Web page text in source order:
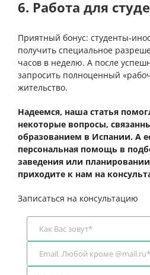
6. Работа для
Приятный бонус: студенты-
получить специальное
часов в неделю. А после
запросить полноценный
жительство.
Надеемся, наша статья
некоторые вопросы,
образованием в Испании. А
персональная помощь в
заведения или
приходите к нам на
Записаться на консультацию